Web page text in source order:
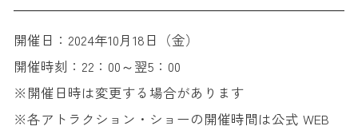
開催日：2024年10月18日（金）
開催時刻：22：00～翌5：00
※開催日時は変更する場合があります
※各アトラクション・ショーの開催時間は公式 WEB